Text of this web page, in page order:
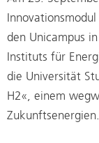
den Unicampus
Instituts für
die Universität
H2«, einem
Zukunftsenergien.